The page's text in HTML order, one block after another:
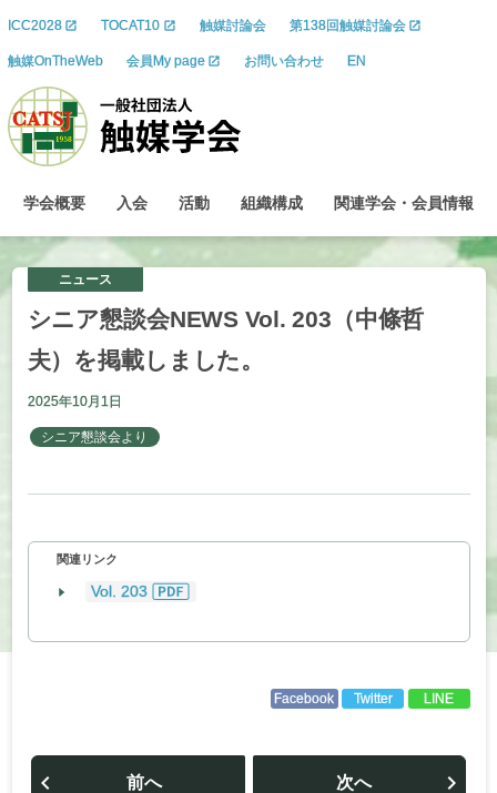
ICC2028 TOCAT10 触媒討論会 第138回触媒討論会
触媒OnTheWeb 会員My page お問い合わせ EN
学会概要 入会 活動 組織構成 関連学会 ・ 会員情報
ニュース
シニア懇談会NEWS Vol. 203 （中條哲
夫）を掲載しました。
2025年10月1日
シニア懇談会より
関連リンク
Vol. 203
Facebook Twitter LINE
投
前へ 次へ